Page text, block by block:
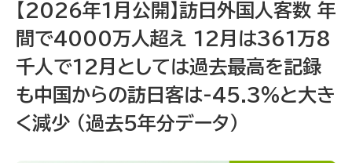
【2026年1月公開】訪日外国人客数 年
間で4000万人超え 12月は361万8
千人で12月としては過去最高を記録
も中国からの訪日客は-45.3％と大き
く減少 （過去5年分データ）